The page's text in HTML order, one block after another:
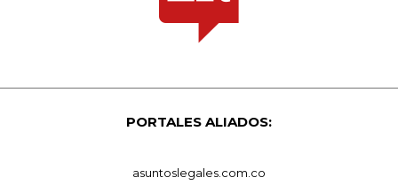
PORTALES ALIADOS:
asuntoslegales.com.co